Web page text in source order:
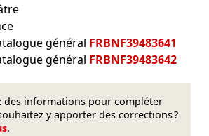
général FRBNF39483641
général FRBNF39483642
des informations pour compléter
y apporter des corrections ?
.